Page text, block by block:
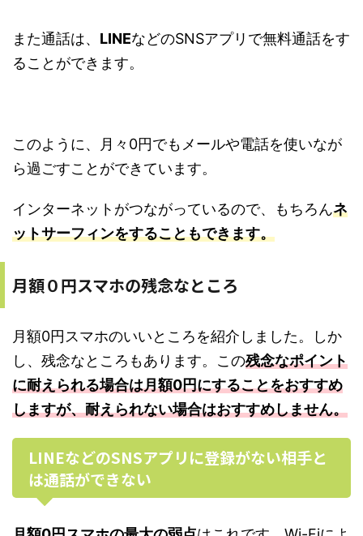
また通話は、 LINEなどのSNSアプリで無料通話をす
ることができます。
このように、月々0円でもメールや電話を使いなが
ら過ごすことができています。
インターネットがつながっているので、もちろんネ
ットサーフィンをすることもできます。
月額０円スマホの残念なところ
月額0円スマホのいいところを紹介しました。しか
し、残念なところもあります。この残念なポイント
に耐えられる場合は月額0円にすることをおすすめ
しますが、耐えられない場合はおすすめしません。
LINEなどのSNSアプリに登録がない相手と
は通話ができない